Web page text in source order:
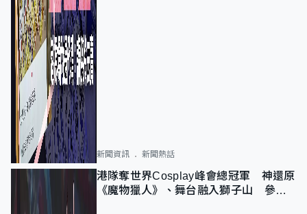
新聞資訊 新聞熱話
港隊奪世界Cosplay峰會總冠軍 神還原
《魔物獵人》、舞台融入獅子山 參賽